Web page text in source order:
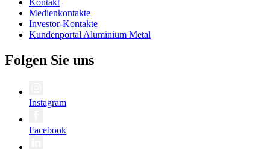
Medienkontakte
Investor-Kontakte
Kundenportal Aluminium Metal
Folgen Sie uns
Instagram
Facebook